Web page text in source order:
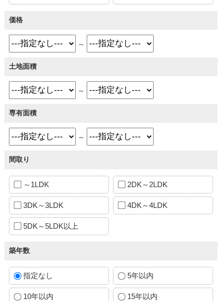
価格
～
土地面積
～
専有面積
～
間取り
～1LDK 2DK～2LDK
3DK～3LDK 4DK～4LDK
5DK～5LDK以上
築年数
指定なし 5年以内
10年以内 15年以内